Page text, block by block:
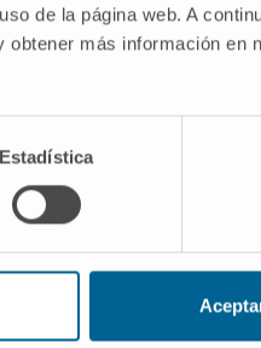
de la página web. A
más información en
Estadística
Desarrollo de fármacos /
Pipelines
Colaboración con empresas
Área del Inversor